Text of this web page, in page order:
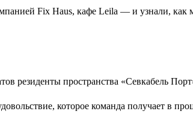
Fix Haus, кафе Leila — и узнали, как
которое команда получает в